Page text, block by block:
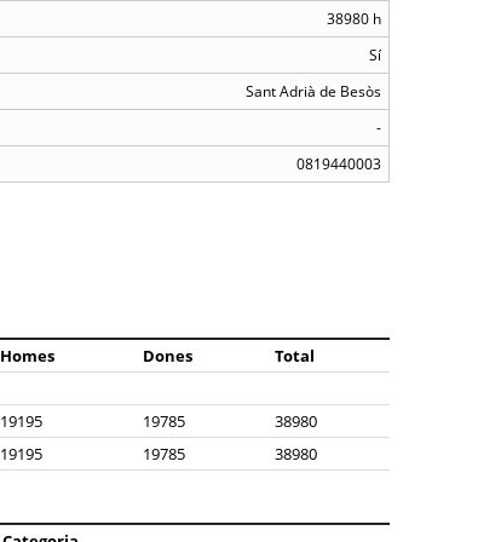
38980 h
Sí
Sant Adrià de Besòs
-
0819440003
Homes Dones
Total
19195 19785
38980
19195 19785 38980